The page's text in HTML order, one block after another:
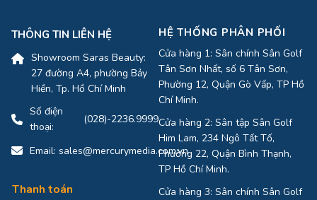
THÔNG TIN LIÊN HỆ
Showroom Saras Beauty:
27 đường A4, phường Bảy
Hiền, Tp. Hồ Chí Minh
Số điện
thoại:
(028)-2236.9999
Email: sales@mercurymedia.com.vn
Thanh toán
HỆ THỐNG PHÂN PHỐI
Cửa hàng 1: Sân chính Sân Golf
Tân Sơn Nhất, số 6 Tân Sơn,
Phường 12, Quận Gò Vấp, TP Hồ
Chí Minh.
Cửa hàng 2: Sân tập Sân Golf
Him Lam, 234 Ngô Tất Tố,
Phường 22, Quận Bình Thạnh,
TP Hồ Chí Minh.
Cửa hàng 3: Sân chính Sân Golf